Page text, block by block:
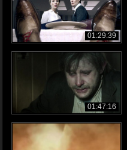
01:29:39
01:47:16